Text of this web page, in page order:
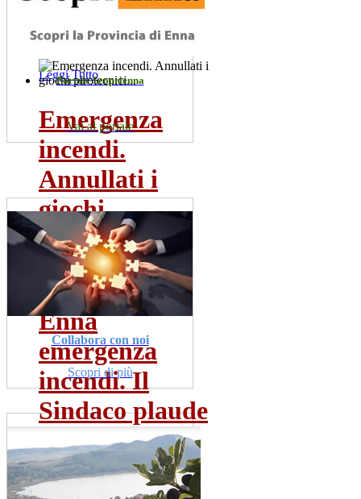
allerta rossa...
dom 19 lug
Leggi Tutto
Emergenza
incendi.
Annullati i
giochi
pirotecnici...
dom 19 lug
Leggi Tutto
Enna
emergenza
incendi. Il
Sindaco plaude
al...
dom 19 lug
Portale Scoprienna
Vai al portale
Collabora con noi
Scopri di più